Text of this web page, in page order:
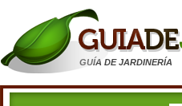
GUÍA DE JARDINERÍA